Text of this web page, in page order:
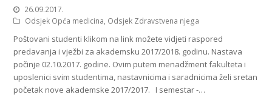
26.09.2017.
Odsjek Opća medicina, Odsjek Zdravstvena njega
Poštovani studenti klikom na link možete vidjeti raspored
predavanja i vježbi za akademsku 2017/2018. godinu. Nastava
počinje 02.10.2017. godine. Ovim putem menadžment fakulteta i
uposlenici svim studentima, nastavnicima i saradnicima želi sretan
početak nove akademske 2017/2017. I semestar -…